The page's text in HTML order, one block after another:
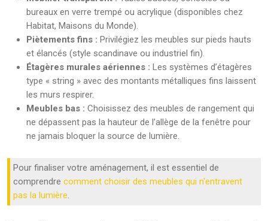
bureaux en verre trempé ou acrylique (disponibles chez
Habitat, Maisons du Monde).
Piètements fins : Privilégiez les meubles sur pieds hauts
et élancés (style scandinave ou industriel fin).
Étagères murales aériennes : Les systèmes d’étagères
type « string » avec des montants métalliques fins laissent
les murs respirer.
Meubles bas : Choisissez des meubles de rangement qui
ne dépassent pas la hauteur de l’allège de la fenêtre pour
ne jamais bloquer la source de lumière.
Pour finaliser votre aménagement, il est essentiel de
comprendre comment choisir des meubles qui n'entravent
pas la lumière.